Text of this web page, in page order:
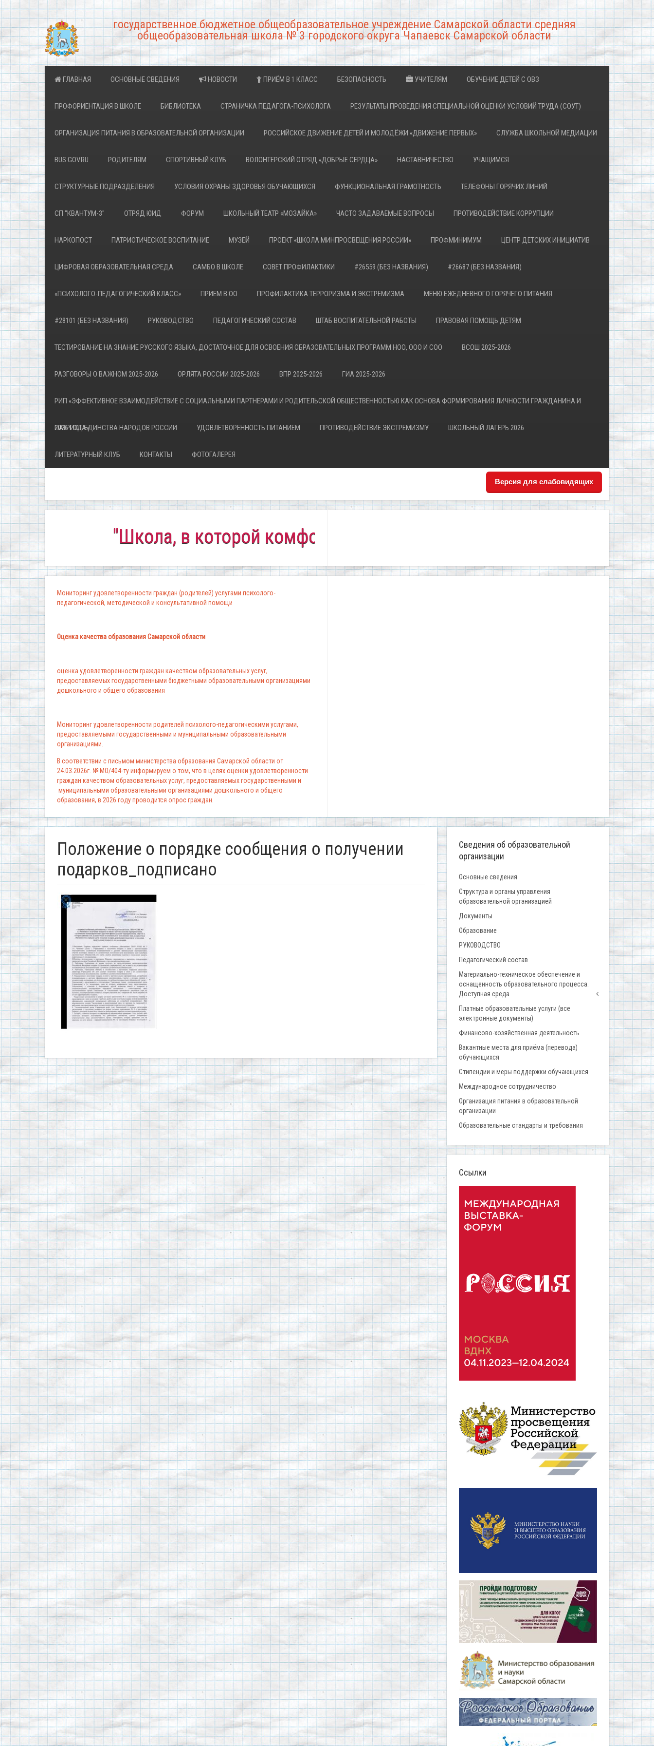
государственное бюджетное общеобразовательное учреждение Самарской области средняя
общеобразовательная школа № 3 городского округа Чапаевск Самарской области
ГЛАВНАЯ ОСНОВНЫЕ СВЕДЕНИЯ НОВОСТИ ПРИЁМ В 1 КЛАСС БЕЗОПАСНОСТЬ УЧИТЕЛЯМ ОБУЧЕНИЕ ДЕТЕЙ С ОВЗ
ПРОФОРИЕНТАЦИЯ В ШКОЛЕ БИБЛИОТЕКА СТРАНИЧКА ПЕДАГОГА-ПСИХОЛОГА РЕЗУЛЬТАТЫ ПРОВЕДЕНИЯ СПЕЦИАЛЬНОЙ ОЦЕНКИ УСЛОВИЙ ТРУДА (СОУТ)
ОРГАНИЗАЦИЯ ПИТАНИЯ В ОБРАЗОВАТЕЛЬНОЙ ОРГАНИЗАЦИИ РОССИЙСКОЕ ДВИЖЕНИЕ ДЕТЕЙ И МОЛОДЁЖИ «ДВИЖЕНИЕ ПЕРВЫХ» СЛУЖБА ШКОЛЬНОЙ МЕДИАЦИИ
BUS.GOV.RU РОДИТЕЛЯМ СПОРТИВНЫЙ КЛУБ ВОЛОНТЕРСКИЙ ОТРЯД «ДОБРЫЕ СЕРДЦА» НАСТАВНИЧЕСТВО УЧАЩИМСЯ
СТРУКТУРНЫЕ ПОДРАЗДЕЛЕНИЯ УСЛОВИЯ ОХРАНЫ ЗДОРОВЬЯ ОБУЧАЮЩИХСЯ ФУНКЦИОНАЛЬНАЯ ГРАМОТНОСТЬ ТЕЛЕФОНЫ ГОРЯЧИХ ЛИНИЙ
СП "КВАНТУМ-3" ОТРЯД ЮИД ФОРУМ ШКОЛЬНЫЙ ТЕАТР «МОЗАЙКА» ЧАСТО ЗАДАВАЕМЫЕ ВОПРОСЫ ПРОТИВОДЕЙСТВИЕ КОРРУПЦИИ
НАРКОПОСТ ПАТРИОТИЧЕСКОЕ ВОСПИТАНИЕ МУЗЕЙ ПРОЕКТ «ШКОЛА МИНПРОСВЕЩЕНИЯ РОССИИ» ПРОФМИНИМУМ ЦЕНТР ДЕТСКИХ ИНИЦИАТИВ
ЦИФРОВАЯ ОБРАЗОВАТЕЛЬНАЯ СРЕДА САМБО В ШКОЛЕ СОВЕТ ПРОФИЛАКТИКИ #26559 (БЕЗ НАЗВАНИЯ) #26687 (БЕЗ НАЗВАНИЯ)
«ПСИХОЛОГО-ПЕДАГОГИЧЕСКИЙ КЛАСС» ПРИЕМ В ОО ПРОФИЛАКТИКА ТЕРРОРИЗМА И ЭКСТРЕМИЗМА МЕНЮ ЕЖЕДНЕВНОГО ГОРЯЧЕГО ПИТАНИЯ
#28101 (БЕЗ НАЗВАНИЯ) РУКОВОДСТВО ПЕДАГОГИЧЕСКИЙ СОСТАВ ШТАБ ВОСПИТАТЕЛЬНОЙ РАБОТЫ ПРАВОВАЯ ПОМОЩЬ ДЕТЯМ
ТЕСТИРОВАНИЕ НА ЗНАНИЕ РУССКОГО ЯЗЫКА, ДОСТАТОЧНОЕ ДЛЯ ОСВОЕНИЯ ОБРАЗОВАТЕЛЬНЫХ ПРОГРАММ НОО, ООО И СОО ВСОШ 2025-2026
РАЗГОВОРЫ О ВАЖНОМ 2025-2026 ОРЛЯТА РОССИИ 2025-2026 ВПР 2025-2026 ГИА 2025-2026
РИП «ЭФФЕКТИВНОЕ ВЗАИМОДЕЙСТВИЕ С СОЦИАЛЬНЫМИ ПАРТНЕРАМИ И РОДИТЕЛЬСКОЙ ОБЩЕСТВЕННОСТЬЮ КАК ОСНОВА ФОРМИРОВАНИЯ ЛИЧНОСТИ ГРАЖДАНИНА И
ПАТРИОТА»
2026 ГОД ЕДИНСТВА НАРОДОВ РОССИИ УДОВЛЕТВОРЕННОСТЬ ПИТАНИЕМ ПРОТИВОДЕЙСТВИЕ ЭКСТРЕМИЗМУ ШКОЛЬНЫЙ ЛАГЕРЬ 2026
ЛИТЕРАТУРНЫЙ КЛУБ КОНТАКТЫ ФОТОГАЛЕРЕЯ
Версия для слабовидящих
"Школа, в которой комфортно всем!"
Мониторинг удовлетворенности граждан (родителей) услугами психолого-
педагогической, методической и консультативной помощи
Оценка качества образования Самарской области
оценка удовлетворенности граждан качеством образовательных услуг,
предоставляемых государственными бюджетными образовательными организациями
дошкольного и общего образования
Мониторинг удовлетворенности родителей психолого-педагогическими услугами,
предоставляемыми государственными и муниципальными образовательными
организациями.
В соответствии с письмом министерства образования Самарской области от
24.03.2026г. № МО/404-ту информируем о том, что в целях оценки удовлетворенности
граждан качеством образовательных услуг, предоставляемых государственными и
муниципальными образовательными организациями дошкольного и общего
образования, в 2026 году проводится опрос граждан.
Положение о порядке сообщения о получении
подарков_подписано
Сведения об образовательной
организации
Основные сведения
Структура и органы управления
образовательной организацией
Документы
Образование
РУКОВОДСТВО
Педагогический состав
Материально-техническое обеспечение и
оснащенность образовательного процесса.
Доступная среда
Платные образовательные услуги (все
электронные документы)
Финансово-хозяйственная деятельность
Вакантные места для приёма (перевода)
обучающихся
Стипендии и меры поддержки обучающихся
Международное сотрудничество
Организация питания в образовательной
организации
Образовательные стандарты и требования
Ссылки